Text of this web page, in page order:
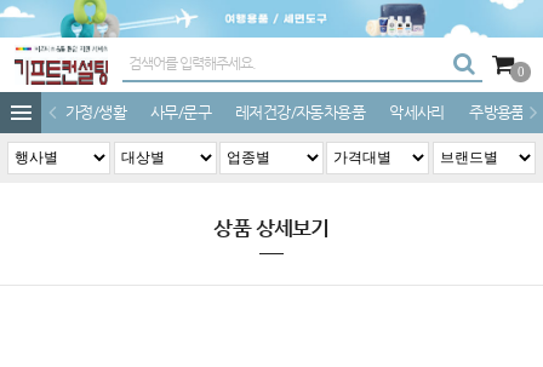
0
가정/생활 사무/문구 레저건강/자동차용품 악세사리 주방용품
상품 상세보기